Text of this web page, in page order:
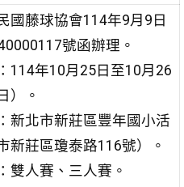
國藤球協會114年9月9日
號函辦理。
114年10月25日至10月26
）。
新北市新莊區豐年國小活
新莊區瓊泰路116號）。
雙人賽、三人賽。